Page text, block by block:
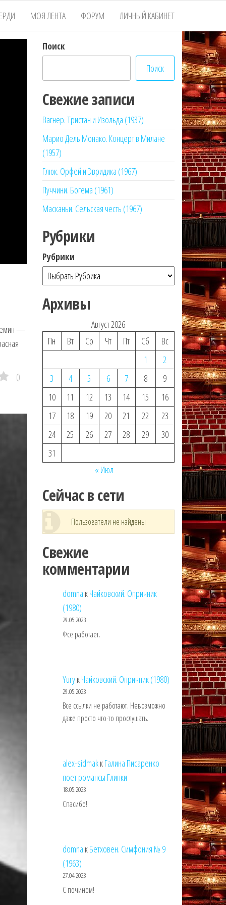
МОЯ ЛЕНТА ФОРУМ ЛИЧНЫЙ КАБИНЕТ
—
0
Поиск
Поиск
Свежие записи
Вагнер. Тристан и Изольда (1937)
Марио Дель Монако. Концерт в Милане
(1957)
Глюк. Орфей и Эвридика (1967)
Пуччини. Богема (1961)
Масканьи. Сельская честь (1967)
Рубрики
Рубрики
Архивы
Август 2026
Пн
Вт Ср Чт Пт Сб
Вс
1
2
3
4 5 6 7 8
9
10
11 12 13 14 15
16
17
18 19 20 21 22
23
24
25 26 27 28 29
30
31
« Июл
Сейчас в сети
Пользователи не найдены
Свежие
комментарии
domna кЧайковский. Опричник
(1980)
29.05.2023
Фсе работает.
YuryкЧайковский. Опричник (1980)
29.05.2023
Все ссылки не работают. Невозможно
даже просто что-то прослушать.
alex-sidmakкГалина Писаренко
поет романсы Глинки
18.05.2023
Спасибо!
domna кБетховен. Симфония № 9
(1963)
27.04.2023
С почином!